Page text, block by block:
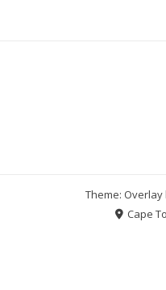
Theme: Overlay
Cape